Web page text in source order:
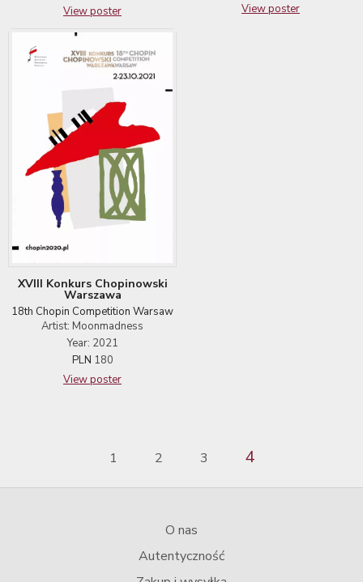
View poster
View poster
XVIII Konkurs Chopinowski
Warszawa
18th Chopin Competition Warsaw
Artist: Moonmadness
Year: 2021
PLN 180
View poster
1 2 3 4
O nas
Autentyczność